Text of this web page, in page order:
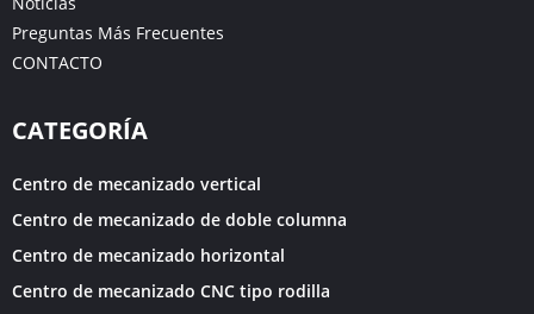
Preguntas Más Frecuentes
CONTACTO
CATEGORÍA
Centro de mecanizado vertical
Centro de mecanizado de doble columna
Centro de mecanizado horizontal
Centro de mecanizado CNC tipo rodilla